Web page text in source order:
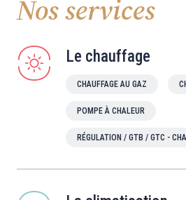
Nos services
Le chauffage
CHAUFFAGE AU GAZ
POMPE À CHALEUR
RÉGULATION / GTB / GTC -